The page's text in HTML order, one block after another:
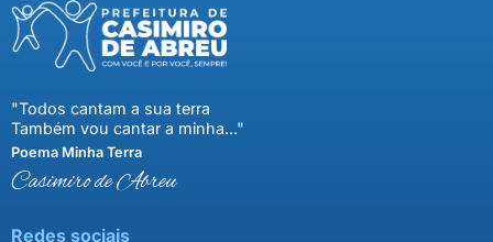
"Todos cantam a sua terra
Também vou cantar a minha..."
Poema Minha Terra
Casimiro de Abreu
Redes sociais